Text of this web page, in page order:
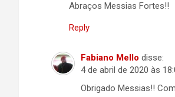
Abraços Messias Fortes!!
Reply
Fabiano Mello disse:
4 de abril de 2020 às
Obrigado Messias!!